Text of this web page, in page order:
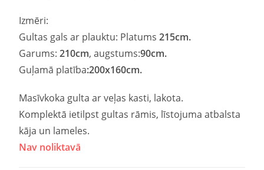
Izmēri:
Gultas gals ar plauktu: Platums215cm.
Garums:210cm, augstums:90cm.
Guļamā platība:200x160cm.
Masīvkoka gulta ar veļas kasti, lakota.
Komplektā ietilpst gultas rāmis, līstojuma atbalsta
kāja un lameles.
Nav noliktavā